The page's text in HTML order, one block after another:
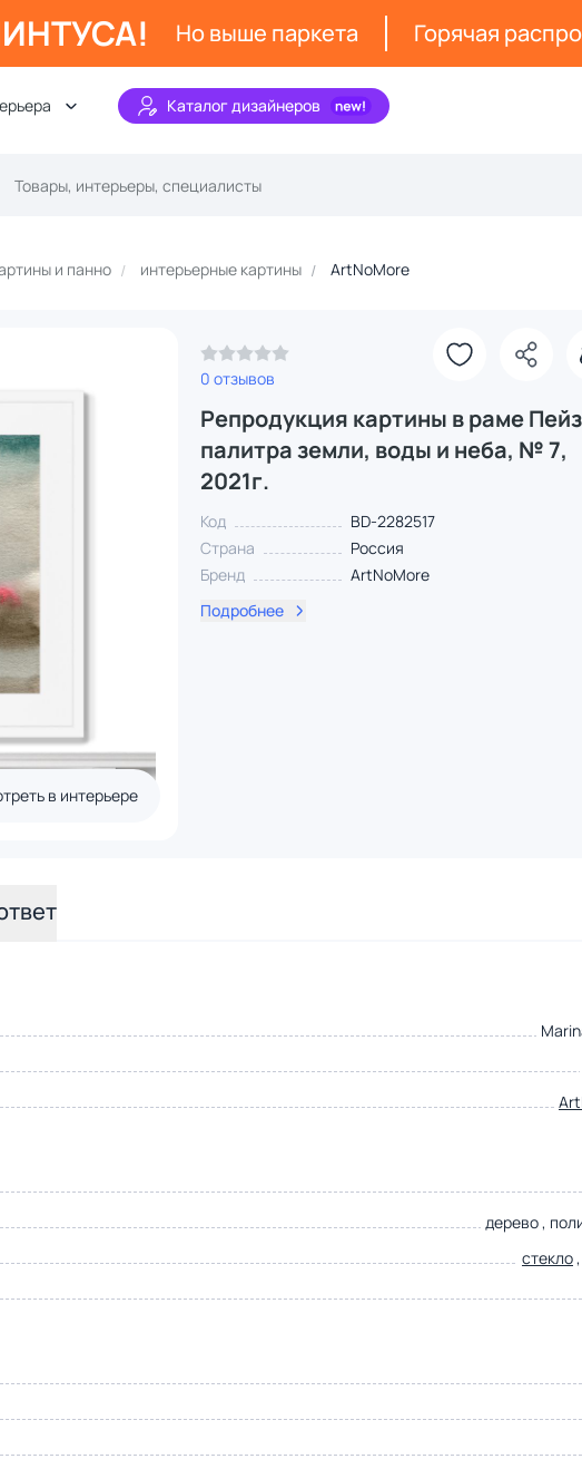
Но выше паркета Горячая
Каталог дизайнеров
и панно интерьерные картины ArtNoMore
в интерьере
0 отзывов
Репродукция картины в раме
палитра земли, воды и неба, № 7,
2021г.
Код
BD-2282517
Страна
Россия
Бренд
ArtNoMore
Подробнее
дерево ,
стекло,